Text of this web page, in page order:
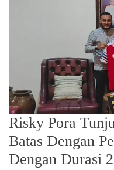
Risky Pora
Batas Dengan
Dengan Durasi